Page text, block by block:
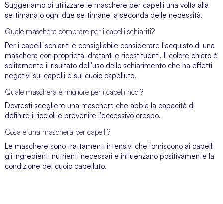
Suggeriamo di utilizzare le maschere per capelli una volta alla
settimana o ogni due settimane, a seconda delle necessità.
Quale maschera comprare per i capelli schiariti?
Per i capelli schiariti è consigliabile considerare l'acquisto di una
maschera con proprietà idratanti e ricostituenti. Il colore chiaro è
solitamente il risultato dell'uso dello schiarimento che ha effetti
negativi sui capelli e sul cuoio capelluto.
Quale maschera è migliore per i capelli ricci?
Dovresti scegliere una maschera che abbia la capacità di
definire i riccioli e prevenire l'eccessivo crespo.
Cosa è una maschera per capelli?
Le maschere sono trattamenti intensivi che forniscono ai capelli
gli ingredienti nutrienti necessari e influenzano positivamente la
condizione del cuoio capelluto.